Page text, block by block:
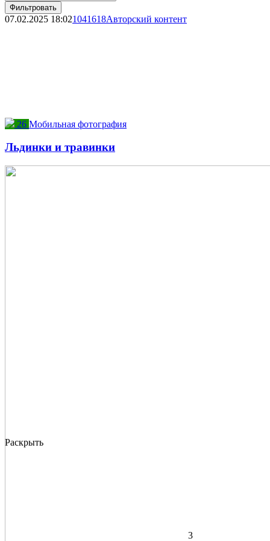
Фильтровать
07.02.2025 18:021041618Авторский контент
26 Мобильная фотография
Льдинки и травинки
Раскрыть
3